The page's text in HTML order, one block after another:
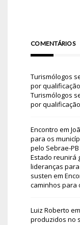
COMENTÁRIOS
Turismólogos
por
Turismólogos
por
Encontro em
para os
pelo Sebrae-
Estado reunirá
lideranças
susten em
caminhos para
Luiz Roberto em
produzidos no